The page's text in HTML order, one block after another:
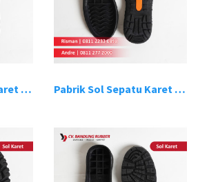
Pabrik Sol Sepatu Karet Bandung 9 Pabrik Sol Sepatu Karet Bandung 10